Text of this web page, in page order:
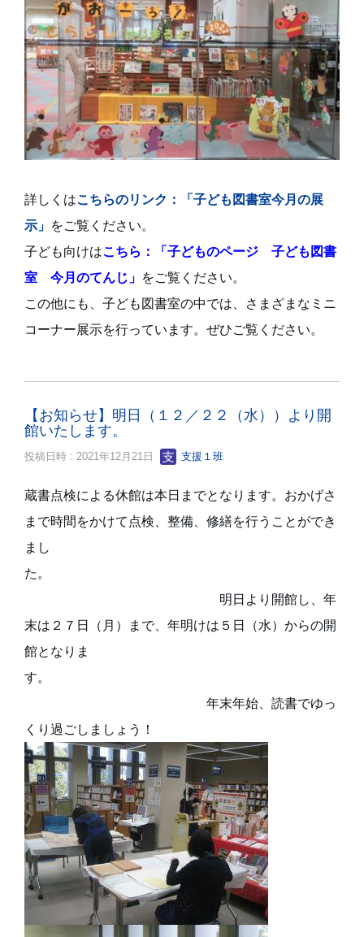
詳しくはこちらのリンク：「子ども図書室今月の展
示」 をご覧ください。
子ども向けはこちら：「子どものページ 子ども図書
室 今月のてんじ」 をご覧ください。
この他にも、子ども図書室の中では、さまざまなミニ
コーナー展示を行っています。ぜひご覧ください。
【お知らせ】明日（１２／２２（水））より開
館いたします。
投稿日時 : 2021年12月21日 支援１班
蔵書点検による休館は本日までとなります。おかげさ
まで時間をかけて点検、整備、修繕を行うことができ
まし
た。
明日より開館し、年
末は２７日（月）まで、年明けは５日（水）からの開
館となりま
す。
年末年始、読書でゆっ
くり過ごしましょう！